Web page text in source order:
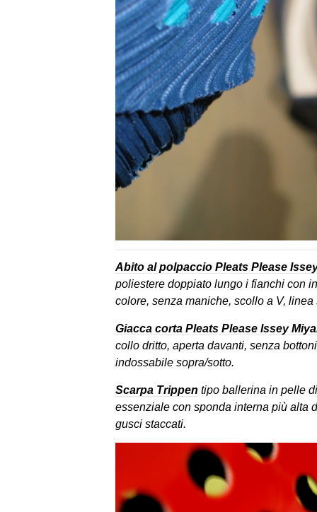
Abito al polpaccio Pleats Please
poliestere doppiato lungo i fianchi con
colore, senza maniche, scollo a V, linea
Giacca corta Pleats Please Issey
collo dritto, aperta davanti, senza
indossabile sopra/sotto.
Scarpa Trippen tipo ballerina in pelle
essenziale con sponda interna più alta
gusci staccati.